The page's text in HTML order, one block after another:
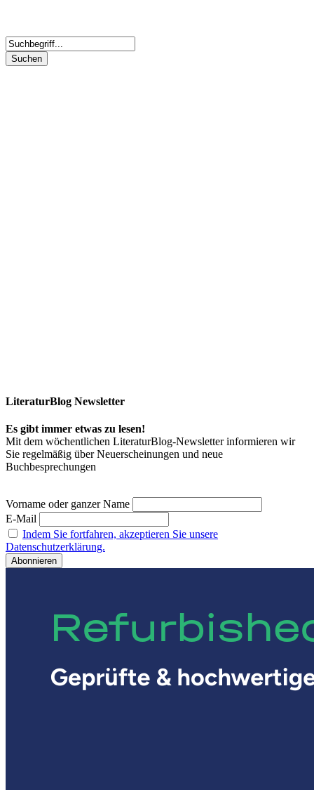
LiteraturBlog Newsletter
Es gibt immer etwas zu lesen!
Mit dem wöchentlichen LiteraturBlog-Newsletter informieren wir
Sie regelmäßig über Neuerscheinungen und neue
Buchbesprechungen
Vorname oder ganzer Name
E-Mail
Indem Sie fortfahren, akzeptieren Sie unsere
Datenschutzerklärung.